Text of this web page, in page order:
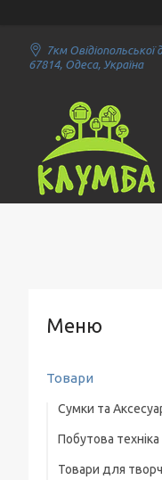
7км
67814, Одеса, Україна
Товари
Сумки та
Сумки на
Рюкзаки
Побутова
Ваги
Товари для